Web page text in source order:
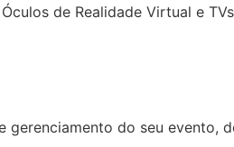
de Realidade Virtual e
gerenciamento do seu